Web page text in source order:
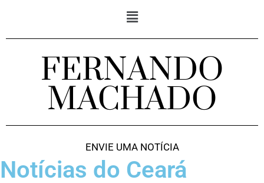
FERNANDO
MACHADO
ENVIE UMA NOTÍCIA
Notícias do Ceará